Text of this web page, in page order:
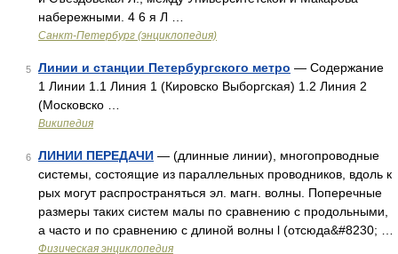
набережными. 4 6 я Л …
Санкт-Петербург (энциклопедия)
5 Линии и станции Петербургского метро — Содержание
1 Линии 1.1 Линия 1 (Кировско Выборгская) 1.2 Линия 2
(Московско …
Википедия
6 ЛИНИИ ПЕРЕДАЧИ — (длинные линии), многопроводные
системы, состоящие из параллельных проводников, вдоль к
рых могут распространяться эл. магн. волны. Поперечные
размеры таких систем малы по сравнению с продольными,
а часто и по сравнению с длиной волны l (отсюда&#8230; …
Физическая энциклопедия